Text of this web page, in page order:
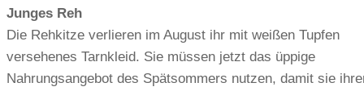
Junges Reh
Die Rehkitze verlieren im August ihr mit weißen Tupfen
versehenes Tarnkleid. Sie müssen jetzt das üppige
Nahrungsangebot des Spätsommers nutzen, damit sie